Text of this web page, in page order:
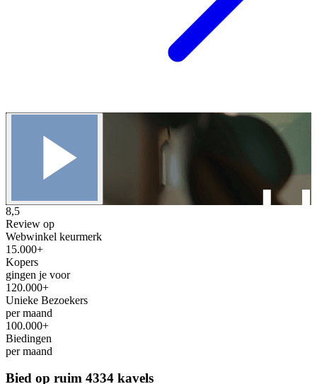
8,5
Review op
Webwinkel keurmerk
15.000+
Kopers
gingen je voor
120.000+
Unieke Bezoekers
per maand
100.000+
Biedingen
per maand
Bied op ruim 4334 kavels